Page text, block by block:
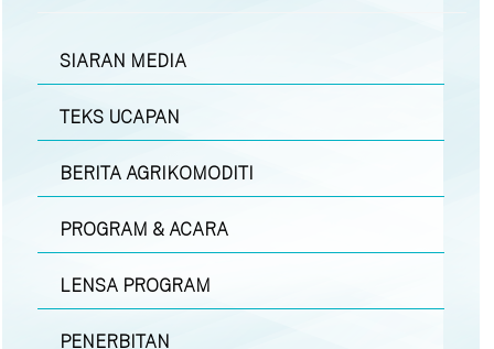
SIARAN MEDIA
TEKS UCAPAN
BERITA AGRIKOMODITI
PROGRAM & ACARA
LENSA PROGRAM
PENERBITAN